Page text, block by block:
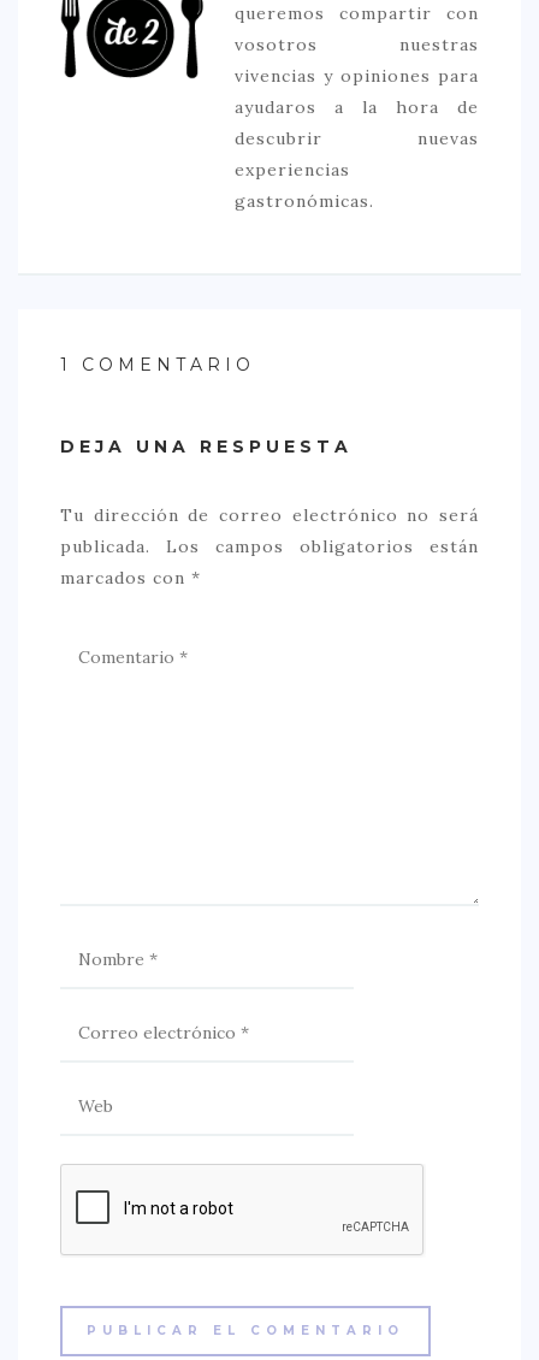
queremos compartir con
vosotros nuestras
vivencias y opiniones para
ayudaros a la hora de
descubrir nuevas
experiencias
gastronómicas.
1 COMENTARIO
DEJA UNA RESPUESTA
Tu dirección de correo electrónico no será
publicada.
Los campos obligatorios están
marcados con *